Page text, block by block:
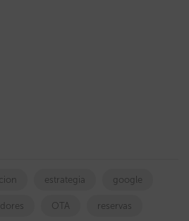
estrategia google
OTA reservas